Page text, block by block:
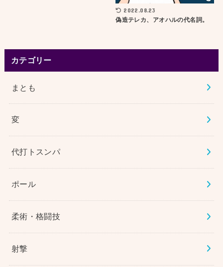
2022.08.23
偽造テレカ、アオハルの代名詞。
カテゴリー
まとも
変
代打トスンパ
ポール
柔術・格闘技
射撃